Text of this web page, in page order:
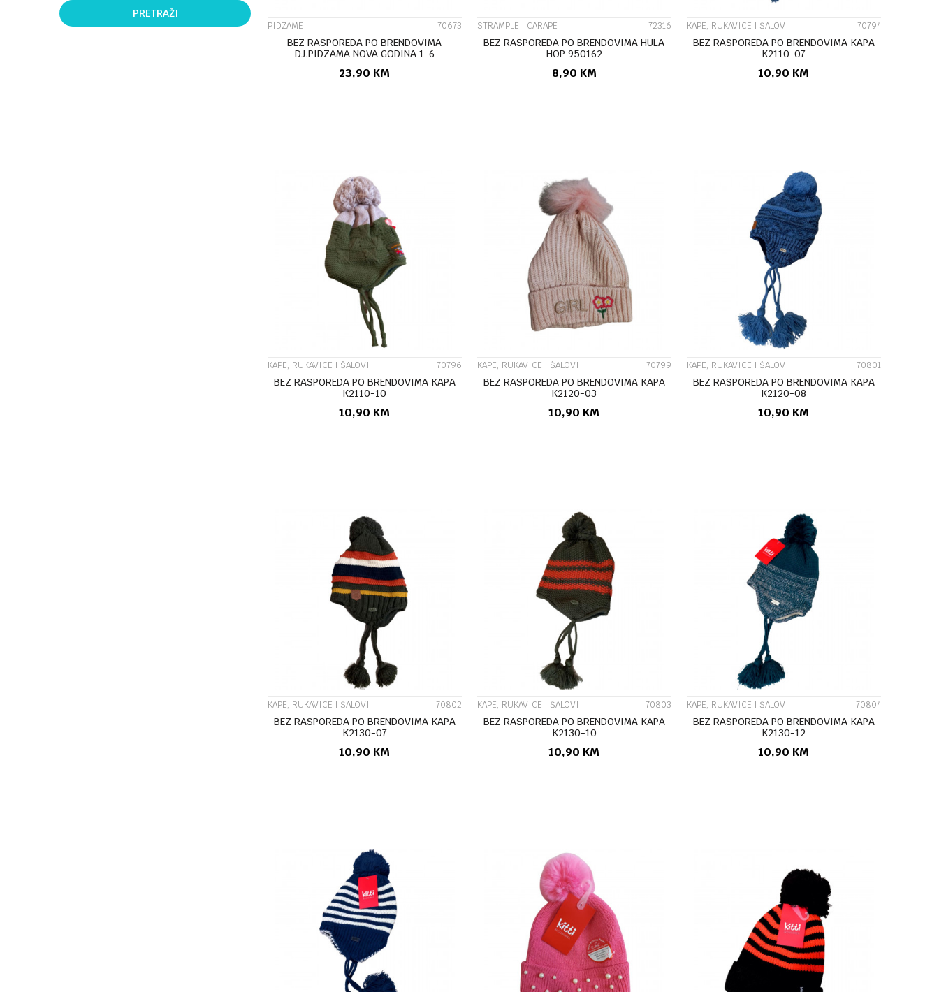
PRETRAŽI
PIDZAME 70673
BEZ RASPOREDA PO BRENDOVIMA
DJ.PIDZAMA NOVA GODINA 1-6
23,90 KM
STRAMPLE I CARAPE 72316
BEZ RASPOREDA PO BRENDOVIMA HULA
HOP 950162
8,90 KM
KAPE, RUKAVICE I ŠALOVI 70794
BEZ RASPOREDA PO BRENDOVIMA KAPA
K2110-07
10,90 KM
UPOREDI
KAPE, RUKAVICE I ŠALOVI 70796
BEZ RASPOREDA PO BRENDOVIMA KAPA
K2110-10
10,90 KM
UPOREDI
KAPE, RUKAVICE I ŠALOVI 70799
BEZ RASPOREDA PO BRENDOVIMA KAPA
K2120-03
10,90 KM
UPOREDI
KAPE, RUKAVICE I ŠALOVI 70801
BEZ RASPOREDA PO BRENDOVIMA KAPA
K2120-08
10,90 KM
UPOREDI
KAPE, RUKAVICE I ŠALOVI 70802
BEZ RASPOREDA PO BRENDOVIMA KAPA
K2130-07
10,90 KM
UPOREDI
KAPE, RUKAVICE I ŠALOVI 70803
BEZ RASPOREDA PO BRENDOVIMA KAPA
K2130-10
10,90 KM
UPOREDI
KAPE, RUKAVICE I ŠALOVI 70804
BEZ RASPOREDA PO BRENDOVIMA KAPA
K2130-12
10,90 KM
UPOREDI UPOREDI UPOREDI